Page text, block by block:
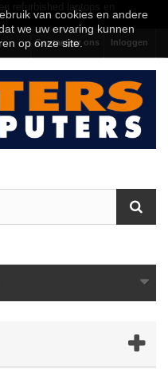
Inloggen
Contacteer ons
van cookies en andere
we uw ervaring kunnen
op onze site.